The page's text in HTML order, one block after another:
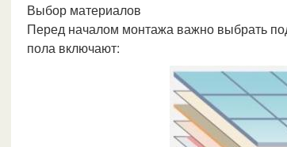
Выбор материалов
Перед началом монтажа важно выбрать
пола включают: